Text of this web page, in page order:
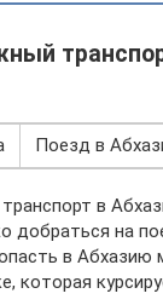
Поезд в
в
добраться на
в Абхазию
которая